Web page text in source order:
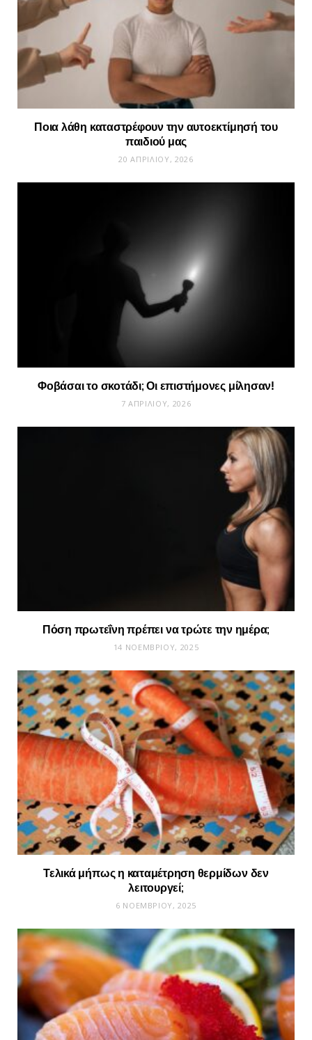
Ποια λάθη καταστρέφουν την αυτοεκτίμησή του
παιδιού μας
20 ΑΠΡΙΛΊΟΥ, 2026
Φοβάσαι το σκοτάδι; Οι επιστήμονες μίλησαν!
7 ΑΠΡΙΛΊΟΥ, 2026
Πόση πρωτεΐνη πρέπει να τρώτε την ημέρα;
14 ΝΟΕΜΒΡΊΟΥ, 2025
Τελικά μήπως η καταμέτρηση θερμίδων δεν
λειτουργεί;
6 ΝΟΕΜΒΡΊΟΥ, 2025